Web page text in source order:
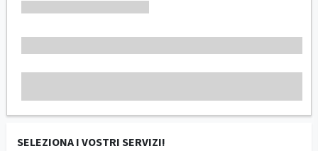
SELEZIONA I VOSTRI SERVIZI!